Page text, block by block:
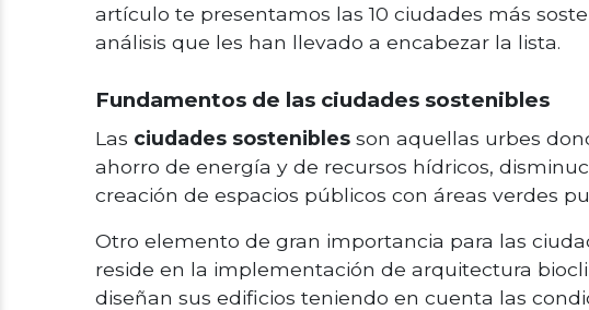
artículo te presentamos las 10 ciudades más
análisis que les han llevado a encabezar la lista.
Fundamentos de las ciudades sostenibles
Las ciudades sostenibles son aquellas urbes
ahorro de energía y de recursos hídricos,
creación de espacios públicos con áreas verdes
Otro elemento de gran importancia para las
reside en la implementación de arquitectura
diseñan sus edificios teniendo en cuenta las